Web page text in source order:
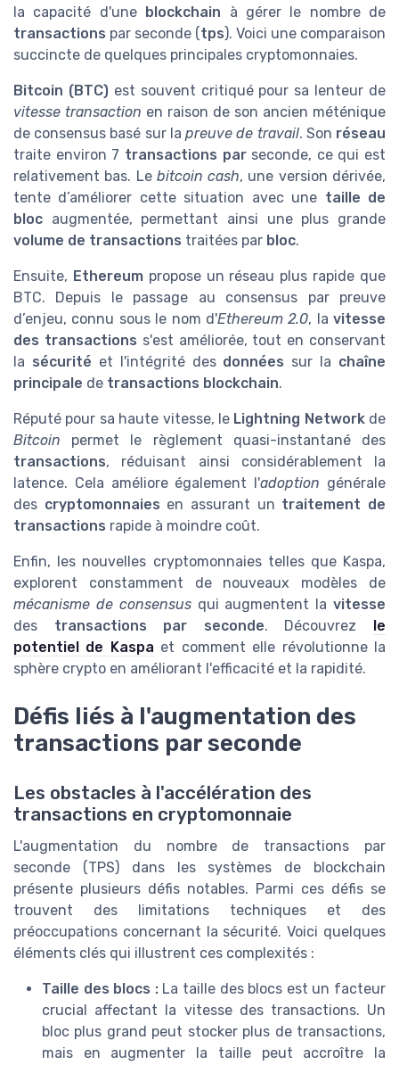
la capacité d'une blockchain à gérer le nombre de
transactions par seconde (tps). Voici une comparaison
succincte de quelques principales cryptomonnaies.
Bitcoin (BTC)est souvent critiqué pour sa lenteur de
vitesse transaction en raison de son ancien méténique
de consensus basé sur lapreuve de travail. Son réseau
traite environ 7 transactions parseconde, ce qui est
relativement bas. Le bitcoin cash, une version dérivée,
tente d’améliorer cette situation avec une taille de
bloc augmentée, permettant ainsi une plus grande
volume de transactions traitées par bloc.
Ensuite, Ethereumpropose un réseau plus rapide que
BTC. Depuis le passage au consensus par preuve
d’enjeu, connu sous le nom d'Ethereum 2.0, la vitesse
des transactions s'est améliorée, tout en conservant
la sécurité et l'intégrité des données sur la chaîne
principale de transactions blockchain.
Réputé pour sa haute vitesse, le Lightning Networkde
Bitcoin permet le règlement quasi-instantané des
transactions, réduisant ainsi considérablement la
latence. Cela améliore également l'adoption générale
des cryptomonnaies en assurant un traitement de
transactions rapide à moindre coût.
Enfin, les nouvelles cryptomonnaies telles que Kaspa,
explorent constamment de nouveaux modèles de
mécanisme de consensusqui augmentent lavitesse
des transactions par seconde. Découvrez le
potentiel de Kaspa et comment elle révolutionne la
sphère crypto en améliorant l'efficacité et la rapidité.
Défis liés à l'augmentation des
transactions par seconde
Les obstacles à l'accélération des
transactions en cryptomonnaie
L'augmentation du nombre de transactions par
seconde (TPS) dans les systèmes de blockchain
présente plusieurs défis notables. Parmi ces défis se
trouvent des limitations techniques et des
préoccupations concernant la sécurité. Voici quelques
éléments clés qui illustrent ces complexités :
Taille des blocs :La taille des blocs est un facteur
crucial affectant la vitesse des transactions. Un
bloc plus grand peut stocker plus de transactions,
mais en augmenter la taille peut accroître la